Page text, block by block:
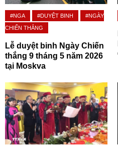
#NGA #DUYỆT BINH
#NGÀY
CHIẾN THẮNG
Lễ duyệt binh Ngày Chiến
thắng 9 tháng 5 năm 2026
tại Moskva